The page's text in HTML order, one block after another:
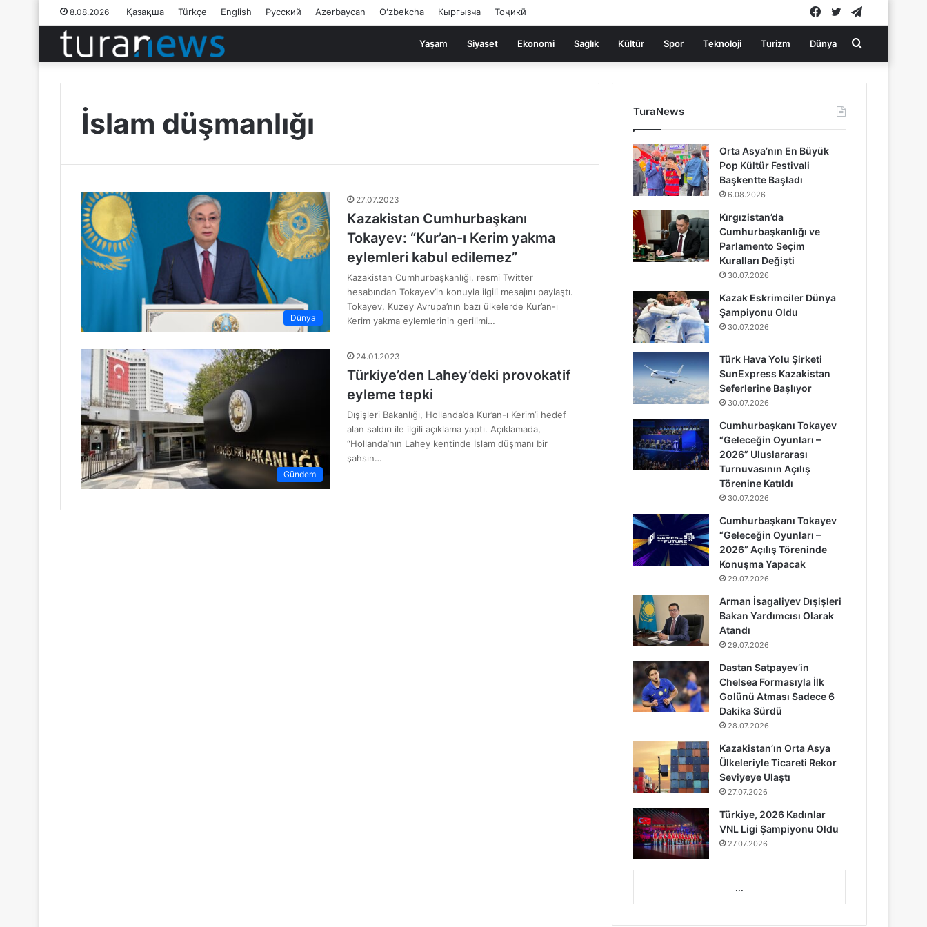
8.08.2026 Қазақша Türkçe English Русский Azərbaycan Oʻzbekcha Кыргызча Тоҷикӣ Twitter
Facebook
Yaşam Siyaset Ekonomi Sağlık Kültür Spor Teknoloji Turizm Dünya Arama
yap
İslam düşmanlığı
Dünya
27.07.2023
Kazakistan Cumhurbaşkanı
Tokayev: “Kur’an-ı Kerim yakma
eylemleri kabul edilemez”
Kazakistan Cumhurbaşkanlığı, resmi Twitter
hesabından Tokayev’in konuyla ilgili mesajını paylaştı.
Tokayev, Kuzey Avrupa’nın bazı ülkelerde Kur’an-ı
Kerim yakma eylemlerinin gerilimi…
Gündem
24.01.2023
Türkiye’den Lahey’deki provokatif
eyleme tepki
Dışişleri Bakanlığı, Hollanda’da Kur’an-ı Kerim’i hedef
alan saldırı ile ilgili açıklama yaptı. Açıklamada,
“Hollanda’nın Lahey kentinde İslam düşmanı bir
şahsın…
TuraNews
Orta Asya’nın En Büyük
Pop Kültür Festivali
Başkentte Başladı
6.08.2026
Kırgızistan’da
Cumhurbaşkanlığı ve
Parlamento Seçim
Kuralları Değişti
30.07.2026
Kazak Eskrimciler Dünya
Şampiyonu Oldu
30.07.2026
Türk Hava Yolu Şirketi
SunExpress Kazakistan
Seferlerine Başlıyor
30.07.2026
Cumhurbaşkanı Tokayev
“Geleceğin Oyunları –
2026” Uluslararası
Turnuvasının Açılış
Törenine Katıldı
30.07.2026
Cumhurbaşkanı Tokayev
“Geleceğin Oyunları –
2026” Açılış Töreninde
Konuşma Yapacak
29.07.2026
Arman İsagaliyev Dışişleri
Bakan Yardımcısı Olarak
Atandı
29.07.2026
Dastan Satpayev’in
Chelsea Formasıyla İlk
Golünü Atması Sadece 6
Dakika Sürdü
28.07.2026
Kazakistan’ın Orta Asya
Ülkeleriyle Ticareti Rekor
Seviyeye Ulaştı
27.07.2026
Türkiye, 2026 Kadınlar
VNL Ligi Şampiyonu Oldu
27.07.2026
...